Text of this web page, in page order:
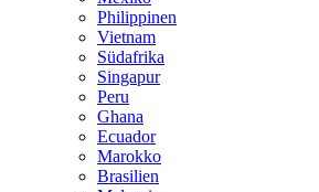
Philippinen
Vietnam
Südafrika
Singapur
Peru
Ghana
Ecuador
Marokko
Brasilien